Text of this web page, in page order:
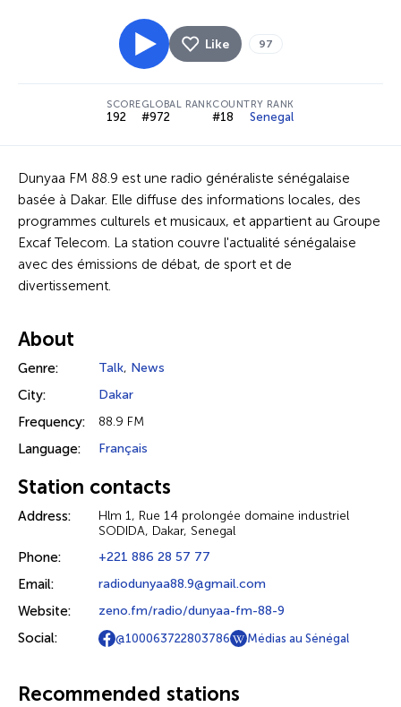
Like 97
SCORE
192
GLOBAL RANK
#972
COUNTRY RANK
#18 Senegal
Dunyaa FM 88.9 est une radio généraliste sénégalaise
basée à Dakar. Elle diffuse des informations locales, des
programmes culturels et musicaux, et appartient au Groupe
Excaf Telecom. La station couvre l'actualité sénégalaise
avec des émissions de débat, de sport et de
divertissement.
About
Genre: Talk, News
City: Dakar
Frequency: 88.9 FM
Language: Français
Station contacts
Address:
Hlm 1, Rue 14 prolongée domaine industriel
SODIDA, Dakar, Senegal
Phone: +221 886 28 57 77
Email: radiodunyaa88.9@gmail.com
Website: zeno.fm/radio/dunyaa-fm-88-9
Social: @100063722803786 Médias au Sénégal
Recommended stations